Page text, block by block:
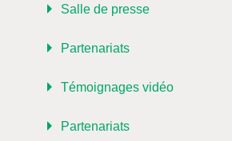
Salle de presse
Partenariats
Témoignages vidéo
Partenariats